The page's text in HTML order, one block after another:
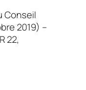
Conseil
2019) –
22,